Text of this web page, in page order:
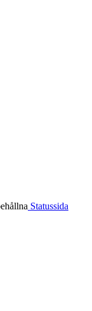
Statussida